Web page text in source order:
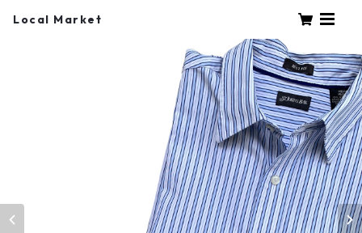
Local Market